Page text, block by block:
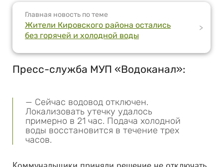
Главная новость по теме
Жители Кировского района остались
без горячей и холодной воды
>
Пресс-служба МУП «Водоканал»:
— Сейчас водовод отключен.
Локализовать утечку удалось
примерно в 21 час. Подача холодной
воды восстановится в течение трех
часов.